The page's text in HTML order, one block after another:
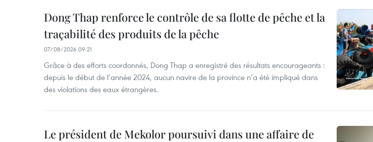
Dong Thap renforce le contrôle de sa flotte de pêche et la
traçabilité des produits de la pêche
07/08/2026 09:21
Grâce à des efforts coordonnés, Dong Thap a enregistré des résultats encourageants :
depuis le début de l’année 2024, aucun navire de la province n’a été impliqué dans
des violations des eaux étrangères.
Le président de Mekolor poursuivi dans une affaire de